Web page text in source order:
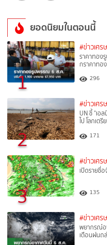
ยอดนิยมในตอนนี้
1
#ข่าวเศร
ราคาทอง
กราคาทอ
296
2
#ข่าวเศร
UN ชี้ "เอ
ไป โลกเต
171
3
#ข่าวเศร
เปิดรายชื่
135
#ข่าวเศร
พยากรณ์อ
เตือนฝนถ